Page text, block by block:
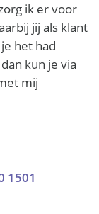
ik er voor
jij als klant
het had
kun je via
mij
1501